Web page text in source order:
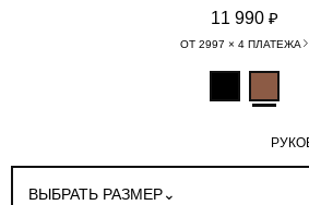
11 990 ₽
ОТ 2997 × 4 ПЛАТЕЖА
ВЫБРАТЬ РАЗМЕР